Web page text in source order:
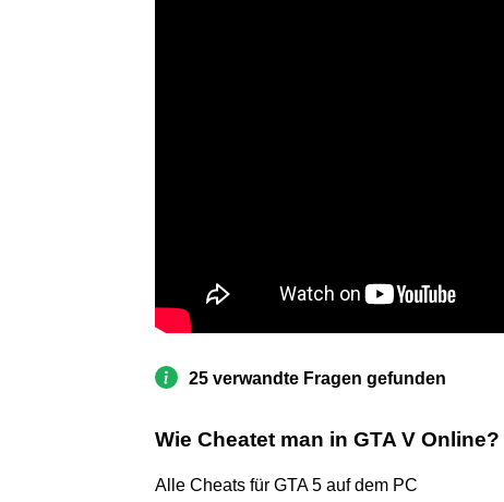
25 verwandte Fragen gefunden
Wie Cheatet man in GTA V Online?
Alle Cheats für GTA 5 auf dem PC